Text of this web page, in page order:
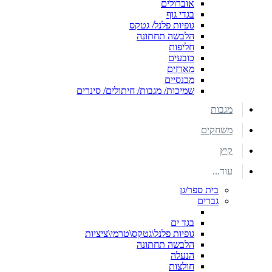
אוברולים
בגדי גוף
גופיות פלנל/ גטקס
הלבשה תחתונה
חליפות
כובעים
מארזים
מכנסיים
שמיכות/ מגבות/ חיתולים/ סינרים
מגבות
משחקים
קיץ
עוד...
בית ספר/גן
גברים
בגד ים
גופיות פלנל\גטקס\טרמי\ציציות
הלבשה תחתונה
הנעלה
חולצות